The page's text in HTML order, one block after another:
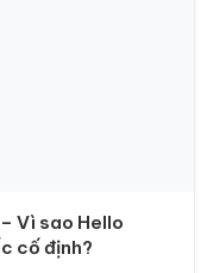
Vì sao Hello
cố định?